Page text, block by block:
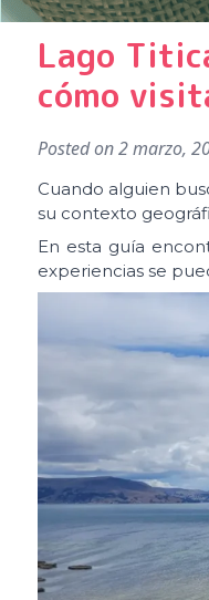
Lago
cómo
Posted on2 marzo,
Cuando alguien
su contexto
En esta guía
experiencias se